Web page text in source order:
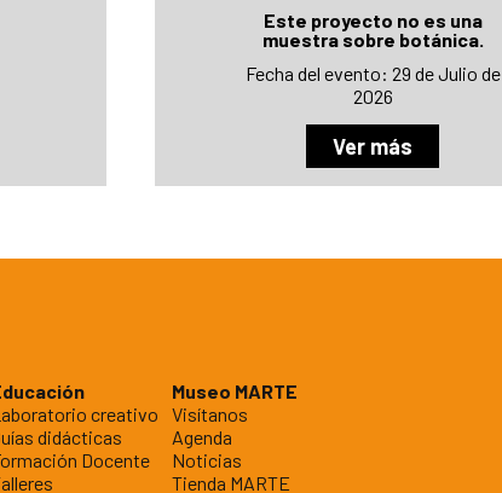
Este proyecto no es una
muestra sobre botánica.
Fecha del evento: 29 de Julio de
2026
Ver más
creativo
didácticas
Docente
Museo MARTE
Visítanos
Agenda
Noticias
Tienda MARTE